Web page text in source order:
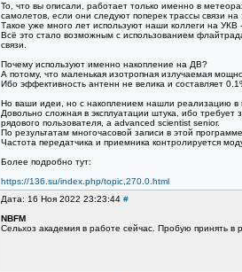
То, что вы описали, работает только именно в
самолетов, если они следуют поперек трассы связи
Такое уже много лет используют наши коллеги на
Всё это стало возможным с использованием
связи.
Почему используют именно накопление на ДВ?
А потому, что маленькая изотропная излучаемая
Ибо эффективность антенн не велика и составляет
Но ваши идеи, но с накоплением нашли реализацию в
Довольно сложная в эксплуатации штука, ибо
рядового пользователя, а advanced scientist senior.
По результатам многочасовой записи в этой
Частота передатчика и приемника контролируется
Более подробно тут:
https://136.su/index.php/topic,270.0.html
Дата: 16 Ноя 2022 23:23:44 #
NBFM
Сельхоз академия в работе сейчас. Пробую принять в